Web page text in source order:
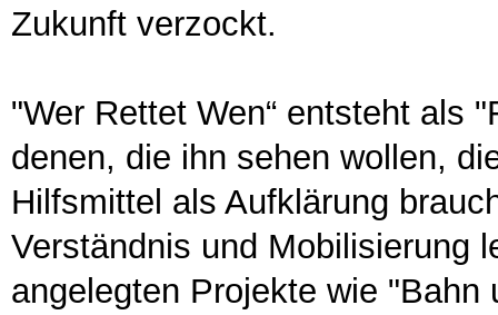
Zukunft verzockt.
"Wer Rettet Wen“ entsteht als
denen, die ihn sehen wollen,
Hilfsmittel als Aufklärung
Verständnis und Mobilisierung
angelegten Projekte wie "Bahn